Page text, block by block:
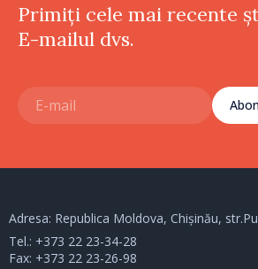
Primiți cele mai recente
E-mailul dvs.
Adresa: Republica Moldova, Chișinău,
Tel.: +373 22 23-34-28
Fax: +373 22 23-26-98